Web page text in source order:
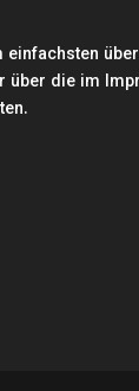
über die im